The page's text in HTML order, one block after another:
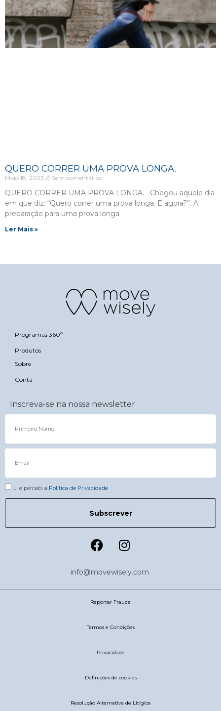
QUERO CORRER UMA PROVA LONGA.
Maio 18, 2023 Sem comentários
QUERO CORRER UMA PROVA LONGA. Chegou aquele dia
em que diz: “Quero correr uma prova longa. E agora?”. A
preparação para uma prova longa
Ler Mais »
Programas 360º
Produtos
Sobre
Conta
Inscreva-se na nossa newsletter
Li e percebi a Política de Privacidade
Subscrever
info@movewisely.com
Reportar Fraude
Termos e Condições
Privacidade
Definições de cookies
Resolução Alternativa de Litígios